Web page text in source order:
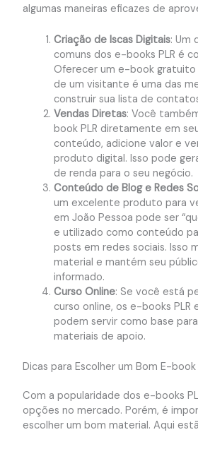
algumas maneiras eficazes de
Criação de Iscas Digitais: Um
comuns dos e-books PLR é
Oferecer um e-book
de um visitante é uma das
construir sua lista de
Vendas Diretas: Você
book PLR diretamente em
conteúdo, adicione valor e
produto digital. Isso pode
de renda para o seu negócio.
Conteúdo de Blog e Redes
um excelente produto para
em João Pessoa pode ser
e utilizado como conteúdo
posts em redes sociais. Isso
material e mantém seu
informado.
Curso Online: Se você está
curso online, os e-books PLR
podem servir como base
materiais de apoio.
Dicas para Escolher um Bom E-book
Com a popularidade dos e-books
opções no mercado. Porém, é
escolher um bom material. Aqui